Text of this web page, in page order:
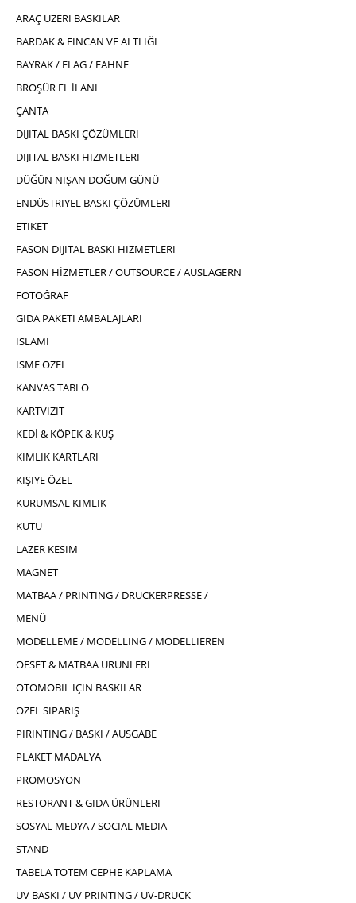
ARAÇ ÜZERI BASKILAR
BARDAK & FINCAN VE ALTLIĞI
BAYRAK / FLAG / FAHNE
BROŞÜR EL İLANI
ÇANTA
DIJITAL BASKI ÇÖZÜMLERI
DIJITAL BASKI HIZMETLERI
DÜĞÜN NIŞAN DOĞUM GÜNÜ
ENDÜSTRIYEL BASKI ÇÖZÜMLERI
ETIKET
FASON DIJITAL BASKI HIZMETLERI
FASON HİZMETLER / OUTSOURCE / AUSLAGERN
FOTOĞRAF
GIDA PAKETI AMBALAJLARI
İSLAMİ
İSME ÖZEL
KANVAS TABLO
KARTVIZIT
KEDİ & KÖPEK & KUŞ
KIMLIK KARTLARI
KIŞIYE ÖZEL
KURUMSAL KIMLIK
KUTU
LAZER KESIM
MAGNET
MATBAA / PRINTING / DRUCKERPRESSE /
MENÜ
MODELLEME / MODELLING / MODELLIEREN
OFSET & MATBAA ÜRÜNLERI
OTOMOBIL İÇIN BASKILAR
ÖZEL SİPARİŞ
PIRINTING / BASKI / AUSGABE
PLAKET MADALYA
PROMOSYON
RESTORANT & GIDA ÜRÜNLERI
SOSYAL MEDYA / SOCIAL MEDIA
STAND
TABELA TOTEM CEPHE KAPLAMA
UV BASKI / UV PRINTING / UV-DRUCK